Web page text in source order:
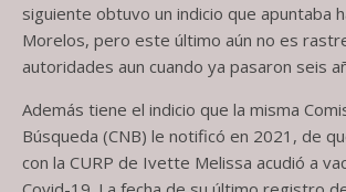
siguiente obtuvo un indicio que apuntaba
Morelos, pero este último aún no es
autoridades aun cuando ya pasaron seis
Además tiene el indicio que la misma
Búsqueda (CNB) le notificó en 2021, de
con la CURP de Ivette Melissa acudió a